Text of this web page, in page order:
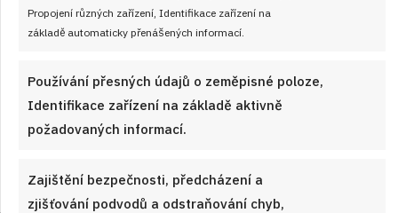
Propojení různých zařízení, Identifikace zařízení na
základě automaticky přenášených informací.
Používání přesných údajů o zeměpisné poloze,
Identifikace zařízení na základě aktivně
požadovaných informací.
Zajištění bezpečnosti, předcházení a
zjišťování podvodů a odstraňování chyb,
Jak uchovat rajčata, aby chutnala jako
snadným postupům si poradí každý
odJANA DUCHOŇOVÁ 5. 8. 2026 JAK VAŘIT